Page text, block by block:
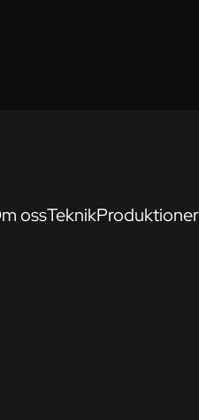
ossTeknikProduktioner